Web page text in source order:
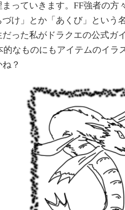
っていきます。FF強者の
け」とか「あくび」という
った私がドラクエの公式ガ
的なものにもアイテムのイ
？